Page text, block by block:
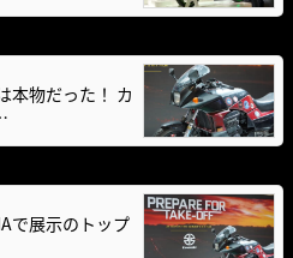
本物だった！ カ
で展示のトップ